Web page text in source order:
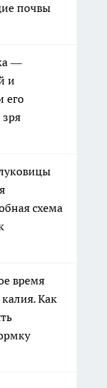
почвы
—
и
его
схема
время
Как